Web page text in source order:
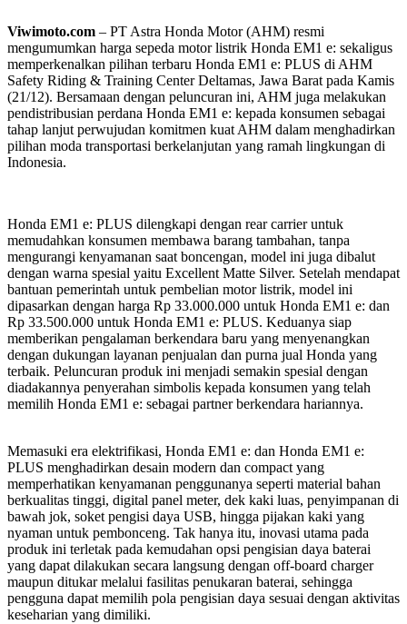
Viwimoto.com – PT Astra Honda Motor (AHM) resmi
mengumumkan harga sepeda motor listrik Honda EM1 e: sekaligus
memperkenalkan pilihan terbaru Honda EM1 e: PLUS di AHM
Safety Riding & Training Center Deltamas, Jawa Barat pada Kamis
(21/12). Bersamaan dengan peluncuran ini, AHM juga melakukan
pendistribusian perdana Honda EM1 e: kepada konsumen sebagai
tahap lanjut perwujudan komitmen kuat AHM dalam menghadirkan
pilihan moda transportasi berkelanjutan yang ramah lingkungan di
Indonesia.
Honda EM1 e: PLUS dilengkapi dengan rear carrier untuk
memudahkan konsumen membawa barang tambahan, tanpa
mengurangi kenyamanan saat boncengan, model ini juga dibalut
dengan warna spesial yaitu Excellent Matte Silver. Setelah mendapat
bantuan pemerintah untuk pembelian motor listrik, model ini
dipasarkan dengan harga Rp 33.000.000 untuk Honda EM1 e: dan
Rp 33.500.000 untuk Honda EM1 e: PLUS. Keduanya siap
memberikan pengalaman berkendara baru yang menyenangkan
dengan dukungan layanan penjualan dan purna jual Honda yang
terbaik. Peluncuran produk ini menjadi semakin spesial dengan
diadakannya penyerahan simbolis kepada konsumen yang telah
memilih Honda EM1 e: sebagai partner berkendara hariannya.
Memasuki era elektrifikasi, Honda EM1 e: dan Honda EM1 e:
PLUS menghadirkan desain modern dan compact yang
memperhatikan kenyamanan penggunanya seperti material bahan
berkualitas tinggi, digital panel meter, dek kaki luas, penyimpanan di
bawah jok, soket pengisi daya USB, hingga pijakan kaki yang
nyaman untuk pembonceng. Tak hanya itu, inovasi utama pada
produk ini terletak pada kemudahan opsi pengisian daya baterai
yang dapat dilakukan secara langsung dengan off-board charger
maupun ditukar melalui fasilitas penukaran baterai, sehingga
pengguna dapat memilih pola pengisian daya sesuai dengan aktivitas
keseharian yang dimiliki.